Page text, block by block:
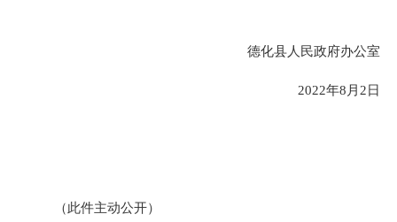
德化县人民政府办公室
2022年8月2日
（此件主动公开）